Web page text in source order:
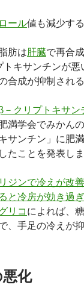
ール値も減少す
肪は肝臓で再合
キサンチンが悪
合成が抑制される
クリプトキサ
満学会でみかん
サンチン」に肥満
たことを発表しま
ジンで冷えが改
と冷房が効き過
リコ によれば、
、手足の冷えが
化